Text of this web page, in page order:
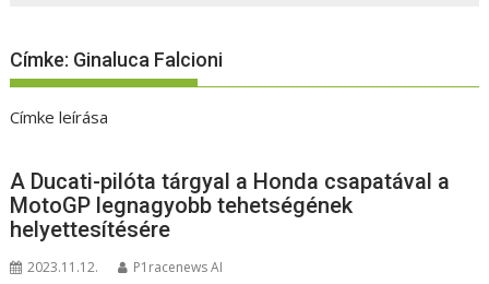
Címke: Ginaluca Falcioni
Címke leírása
A Ducati-pilóta tárgyal a Honda csapatával a
MotoGP legnagyobb tehetségének
helyettesítésére
2023.11.12. P1racenews AI